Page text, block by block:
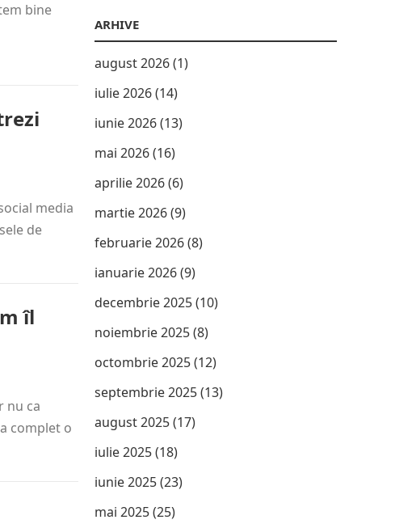
bine
media
de
îl
nu ca
complet o
ARHIVE
august 2026(1)
iulie 2026(14)
iunie 2026(13)
mai 2026(16)
aprilie 2026(6)
martie 2026(9)
februarie 2026(8)
ianuarie 2026(9)
decembrie 2025(10)
noiembrie 2025(8)
octombrie 2025(12)
septembrie 2025(13)
august 2025(17)
iulie 2025(18)
iunie 2025(23)
mai 2025(25)